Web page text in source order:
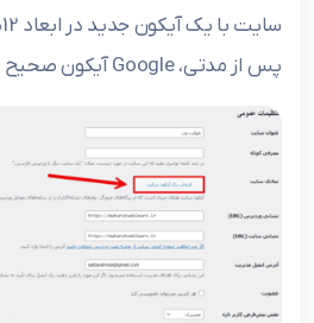
پس از مدتی، Google آیکون صحیح سایت را نمایش داد.